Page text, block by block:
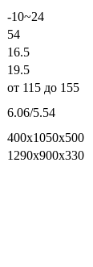
-10~24
54
16.5
19.5
от 115 до 155
6.06/5.54
400x1050x500
1290x900x330